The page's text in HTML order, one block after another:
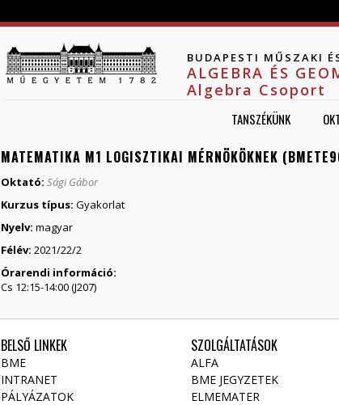
BUDAPESTI MŰSZAKI
ALGEBRA ÉS
Algebra Csoport
TANSZÉKÜNK
MATEMATIKA M1 LOGISZTIKAI MÉRNÖKÖKNEK
Oktató: Sági Gábor
Kurzus típus: Gyakorlat
Nyelv: magyar
Félév: 2021/22/2
Órarendi információ:
Cs 12:15-14:00 (J207)
BELSŐ LINKEK
BME
INTRANET
PÁLYÁZATOK
SZOLGÁLTATÁSOK
ALFA
BME JEGYZETEK
ELMEMATER